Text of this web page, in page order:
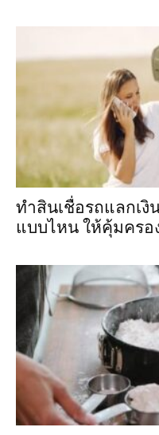
ทำสินเชื่อรถแลกเงิ
แบบไหน ให้คุ้มครอ